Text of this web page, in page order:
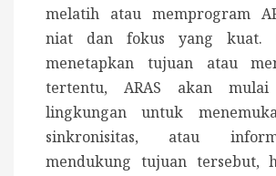
melatih atau memprogram
niat dan fokus yang kuat.
menetapkan tujuan atau
tertentu, ARAS akan mulai
lingkungan untuk
sinkronisitas, atau
mendukung tujuan tersebut,